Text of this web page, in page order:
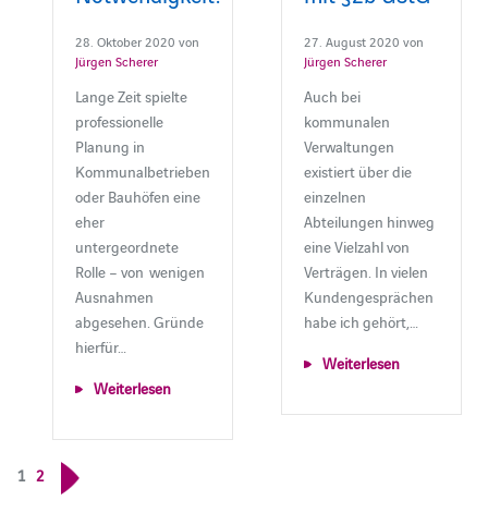
28. Oktober 2020 von
Jürgen Scherer
Lange Zeit spielte
professionelle
Planung in
Kommunalbetrieben
oder Bauhöfen eine
eher
untergeordnete
Rolle – von wenigen
Ausnahmen
abgesehen. Gründe
hierfür…
Weiterlesen
27. August 2020 von
Jürgen Scherer
Auch bei
kommunalen
Verwaltungen
existiert über die
einzelnen
Abteilungen hinweg
eine Vielzahl von
Verträgen. In vielen
Kundengesprächen
habe ich gehört,…
Weiterlesen
1 2